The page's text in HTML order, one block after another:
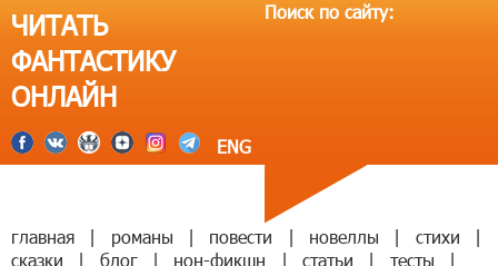
ЧИТАТЬ
ФАНТАСТИКУ
ОНЛАЙН
ENG
Поиск по сайту:
главная | романы | повести | новеллы | стихи
|
сказки
| блог | нон-фикшн | статьи | тесты
|